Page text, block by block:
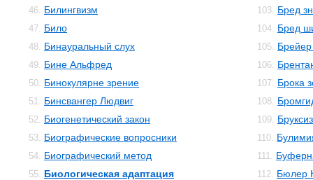
46. Билингвизм
47. Било
48. Бинауральный слух
49. Бине Альфред
50. Бинокулярне зрение
51. Бинсвангер Людвиг
52. Биогенетический закон
53. Биографические вопросники
54. Биографический метод
55. Биологическая адаптация
103. Бред
104. Бред
105.
106.
107. Брока
108.
109.
110.
111.
112. Бюлер